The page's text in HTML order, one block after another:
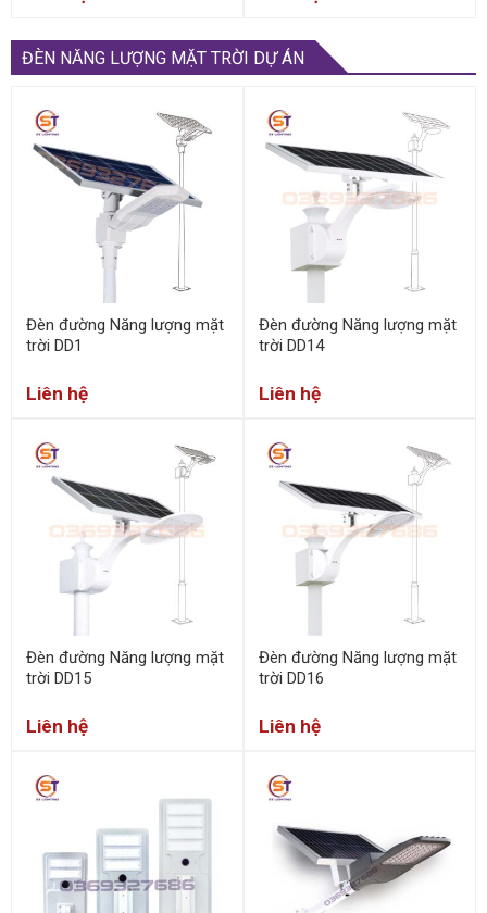
ĐÈN NĂNG LƯỢNG MẶT TRỜI DỰ ÁN
Đèn đường Năng lượng mặt
trời DD1
Liên hệ
Đèn đường Năng lượng mặt
trời DD14
Liên hệ
Đèn đường Năng lượng mặt
trời DD15
Liên hệ
Đèn đường Năng lượng mặt
trời DD16
Liên hệ